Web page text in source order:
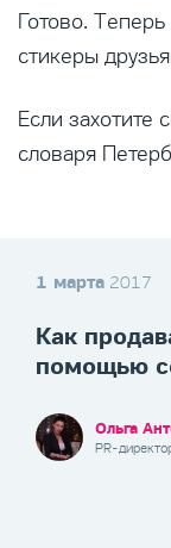
Готово.
стикеры
Если захотите
словаря
1 марта 2017
Как
помощью
Ольга
PR-